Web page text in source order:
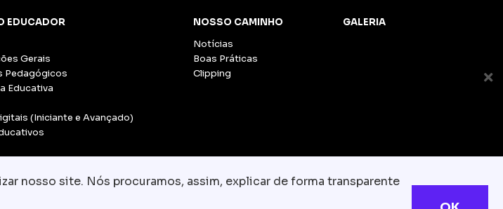
EDUCADOR
Gerais
Pedagógicos
Educativa
(Iniciante e Avançado)
NOSSO CAMINHO
Notícias
Boas Práticas
Clipping
GALERIA
nosso site. Nós procuramos, assim, explicar de forma transparente